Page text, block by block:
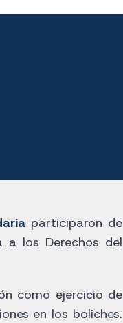
participaron de
a los Derechos del
como ejercicio de
en los boliches.